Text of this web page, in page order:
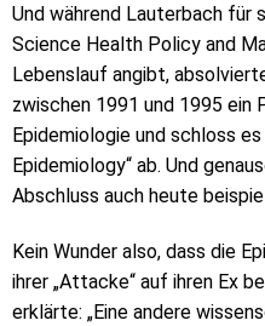
Und während Lauterbach für
Science Health Policy and
Lebenslauf angibt,
zwischen 1991 und 1995
Epidemiologie und schloss
Epidemiology“ ab. Und
Abschluss auch heute
Kein Wunder also, dass die
ihrer „Attacke“ auf ihren Ex
erklärte: „Eine andere